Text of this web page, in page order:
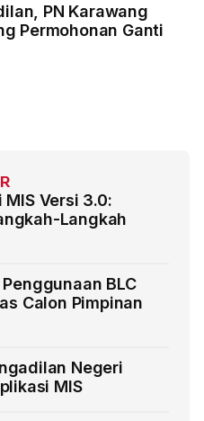
PN Karawang
Permohonan Ganti
Versi 3.0:
Langkah
BLC
Calon Pimpinan
Negeri
MIS